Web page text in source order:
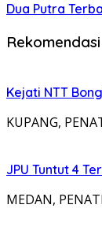
Dua Putra
Kejati NTT
KUPANG,
JPU Tuntut 4
MEDAN,